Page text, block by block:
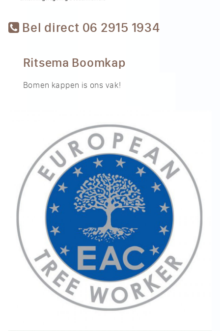
Bel direct 06 2915 1934
Ritsema Boomkap
Bomen kappen is ons vak!